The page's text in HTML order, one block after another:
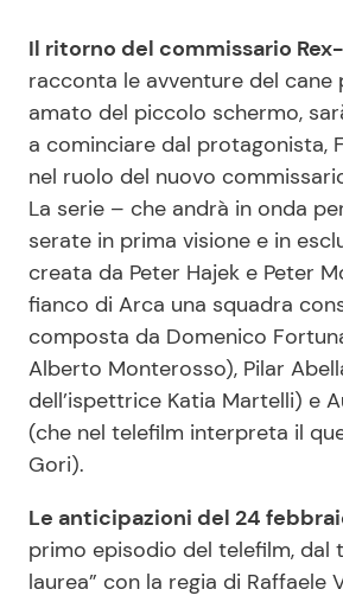
Il ritorno del commissario Rex-
racconta le avventure del cane
amato del piccolo schermo,
a cominciare dal protagonista,
nel ruolo del nuovo
La serie – che andrà in onda
serate in prima visione e in
creata da Peter Hajek e Peter
fianco di Arca una squadra
composta da Domenico
Alberto Monterosso), Pilar
dell’ispettrice Katia Martelli) e
(che nel telefilm interpreta il
Gori).
Le anticipazioni del 24
primo episodio del telefilm, dal
laurea” con la regia di Raffaele